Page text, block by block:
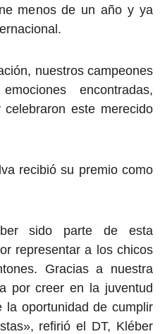
menos de un año y ya
nuestros campeones
encontradas,
este merecido
recibió su premio como
sido parte de esta
representar a los chicos
Gracias a nuestra
por creer en la juventud
oportunidad de cumplir
refirió el DT, Kléber